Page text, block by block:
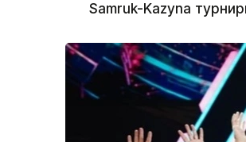
Samruk-Kazyna